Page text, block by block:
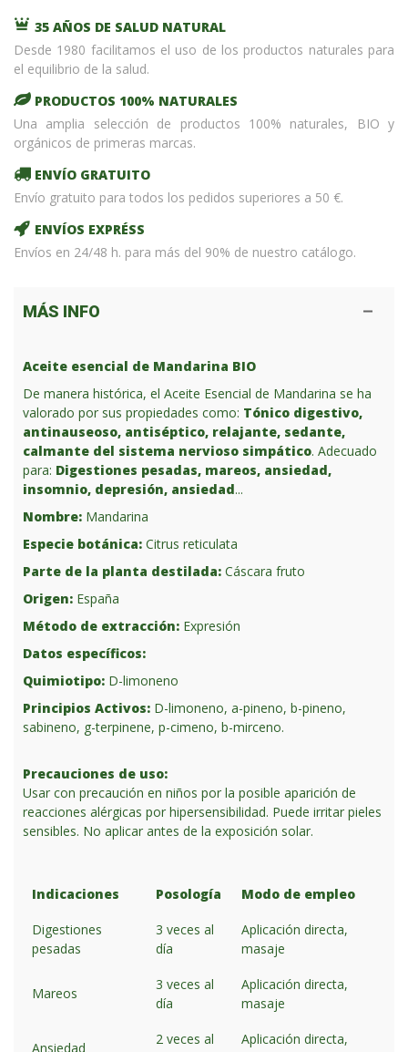
35 AÑOS DE SALUD NATURAL
Desde 1980 facilitamos el uso de los productos naturales para
el equilibrio de la salud.
PRODUCTOS 100% NATURALES
Una amplia selección de productos 100% naturales, BIO y
orgánicos de primeras marcas.
ENVÍO GRATUITO
Envío gratuito para todos los pedidos superiores a 50 €.
ENVÍOS EXPRÉSS
Envíos en 24/48 h. para más del 90% de nuestro catálogo.
MÁS INFO
Aceite esencial de Mandarina BIO
De manera histórica, el Aceite Esencial de Mandarina se ha
valorado por sus propiedades como: Tónico digestivo,
antinauseoso, antiséptico, relajante, sedante,
calmante del sistema nervioso simpático. Adecuado
para: Digestiones pesadas, mareos, ansiedad,
insomnio, depresión, ansiedad...
Nombre: Mandarina
Especie botánica: Citrus reticulata
Parte de la planta destilada: Cáscara fruto
Origen: España
Método de extracción: Expresión
Datos específicos:
Quimiotipo: D-limoneno
Principios Activos: D-limoneno, a-pineno, b-pineno,
sabineno, g-terpinene, p-cimeno, b-mirceno.
Precauciones de uso:
Usar con precaución en niños por la posible aparición de
reacciones alérgicas por hipersensibilidad. Puede irritar pieles
sensibles. No aplicar antes de la exposición solar.
Indicaciones Posología Modo de empleo
Digestiones
pesadas
3 veces al
día
Aplicación directa,
masaje
Mareos
3 veces al
día
Aplicación directa,
masaje
Ansiedad
2 veces al
Aplicación directa,